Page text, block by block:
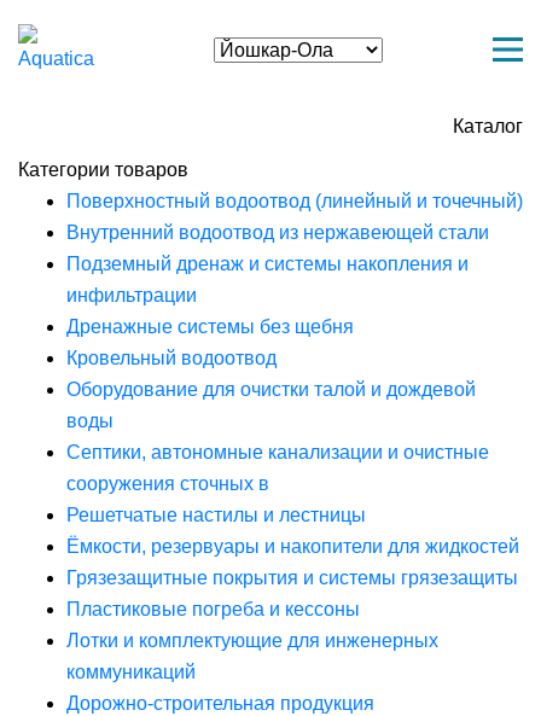
Каталог
Категории товаров
Поверхностный водоотвод (линейный и точечный)
Внутренний водоотвод из нержавеющей стали
Подземный дренаж и системы накопления и
инфильтрации
Дренажные системы без щебня
Кровельный водоотвод
Оборудование для очистки талой и дождевой
воды
Септики, автономные канализации и очистные
сооружения сточных в
Решетчатые настилы и лестницы
Ёмкости, резервуары и накопители для жидкостей
Грязезащитные покрытия и системы грязезащиты
Пластиковые погреба и кессоны
Лотки и комплектующие для инженерных
коммуникаций
Дорожно-строительная продукция